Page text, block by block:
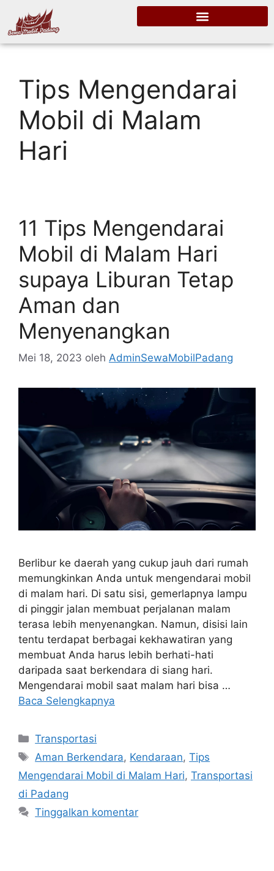
Tips Mengendarai
Mobil di Malam
Hari
11 Tips Mengendarai
Mobil di Malam Hari
supaya Liburan Tetap
Aman dan
Menyenangkan
Mei 18, 2023 oleh AdminSewaMobilPadang
Berlibur ke daerah yang cukup jauh dari rumah
memungkinkan Anda untuk mengendarai mobil
di malam hari. Di satu sisi, gemerlapnya lampu
di pinggir jalan membuat perjalanan malam
terasa lebih menyenangkan. Namun, disisi lain
tentu terdapat berbagai kekhawatiran yang
membuat Anda harus lebih berhati-hati
daripada saat berkendara di siang hari.
Mengendarai mobil saat malam hari bisa …
Baca Selengkapnya
Transportasi
Aman Berkendara, Kendaraan,Tips
Mengendarai Mobil di Malam Hari, Transportasi
di Padang
Tinggalkan komentar